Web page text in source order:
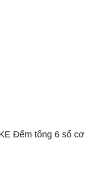
Đếm tổng 6 số cơ